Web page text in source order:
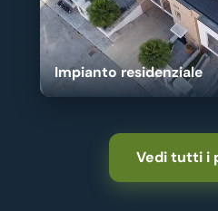
Impianto residenziale
Vedi tutti i